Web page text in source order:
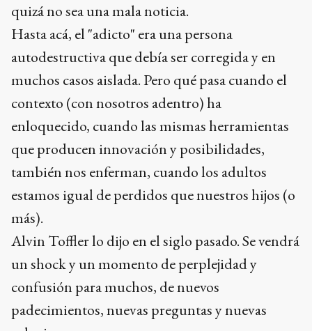
quizá no sea una mala noticia.
Hasta acá, el "adicto" era una persona
autodestructiva que debía ser corregida y en
muchos casos aislada. Pero qué pasa cuando el
contexto (con nosotros adentro) ha
enloquecido, cuando las mismas herramientas
que producen innovación y posibilidades,
también nos enferman, cuando los adultos
estamos igual de perdidos que nuestros hijos (o
más).
Alvin Toffler lo dijo en el siglo pasado. Se vendrá
un shock y un momento de perplejidad y
confusión para muchos, de nuevos
padecimientos, nuevas preguntas y nuevas